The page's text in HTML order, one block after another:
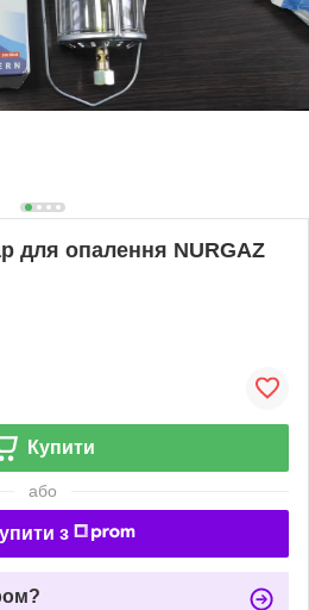
для опалення NURGAZ
Купити
або
з